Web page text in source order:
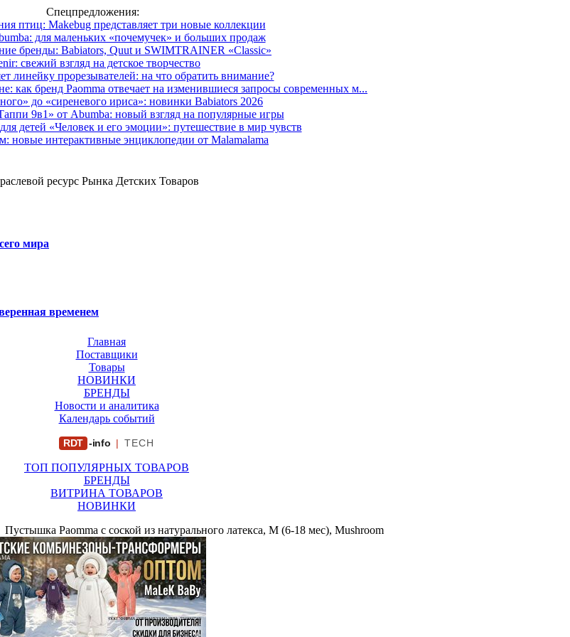
Спецпредложения:
птиц: Makebug представляет три новые коллекции
для маленьких «почемучек» и больших продаж
бренды: Babiators, Quut и SWIMTRAINER «Classic»
свежий взгляд на детское творчество
линейку прорезывателей: на что обратить внимание?
как бренд Paomma отвечает на изменившиеся запросы современных м...
до «сиреневого ириса»: новинки Babiators 2026
9в1» от Abumba: новый взгляд на популярные игры
детей «Человек и его эмоции»: путешествие в мир чувств
новые интерактивные энциклопедии от Malamalama
ресурс Рынка Детских Товаров
мира
временем
Главная
Поставщики
Товары
НОВИНКИ
БРЕНДЫ
Новости и аналитика
Календарь событий
RDT -info | TECH
ТОП ПОПУЛЯРНЫХ ТОВАРОВ
БРЕНДЫ
ВИТРИНА ТОВАРОВ
НОВИНКИ
Пустышка Paomma с соской из натурального латекса, M (6-18 мес), Mushroom
ООО "ФИРМА "ХРИЗАНТЕМА" ИНН: 7719007569